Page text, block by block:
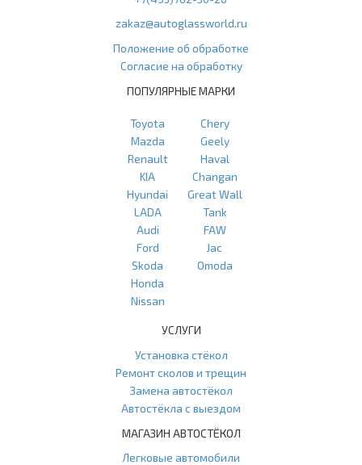
zakaz@autoglassworld.ru
Положение об обработке
Согласие на обработку
ПОПУЛЯРНЫЕ МАРКИ
Toyota
Mazda
Renault
KIA
Hyundai
LADA
Audi
Ford
Skoda
Honda
Nissan
Chery
Geely
Haval
Changan
Great Wall
Tank
FAW
Jac
Omoda
УСЛУГИ
Установка стёкол
Ремонт сколов и трещин
Замена автостёкол
Автостёкла с выездом
МАГАЗИН АВТОСТЁКОЛ
Легковые автомобили